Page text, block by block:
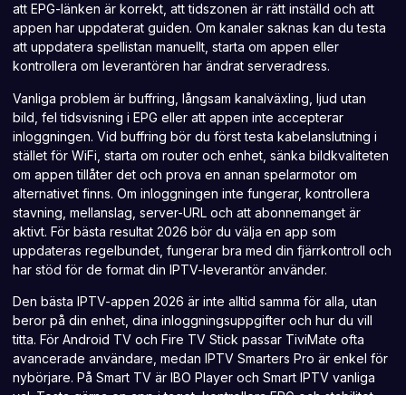
att EPG-länken är korrekt, att tidszonen är rätt inställd och att
appen har uppdaterat guiden. Om kanaler saknas kan du testa
att uppdatera spellistan manuellt, starta om appen eller
kontrollera om leverantören har ändrat serveradress.
Vanliga problem är buffring, långsam kanalväxling, ljud utan
bild , fel tidsvisning i EPG eller att appen inte accepterar
inloggningen. Vid buffring bör du först testa kabelanslutning i
stället för WiFi, starta om router och enhet, sänka bildkvaliteten
om appen tillåter det och prova en annan spelarmotor om
alternativet finns. Om inloggningen inte fungerar, kontrollera
stavning, mellanslag, server-URL och att abonnemanget är
aktivt. För bästa resultat 2026 bör du välja en app som
uppdateras regelbundet, fungerar bra med din fjärrkontroll och
har stöd för de format din IPTV-leverantör använder.
Den bästa IPTV-appen 2026 är inte alltid samma för alla, utan
beror på din enhet, dina inloggningsuppgifter och hur du vill
titta. För Android TV och Fire TV Stick passar TiviMate ofta
avancerade användare, medan IPTV Smarters Pro är enkel för
nybörjare. På Smart TV är IBO Player och Smart IPTV vanliga